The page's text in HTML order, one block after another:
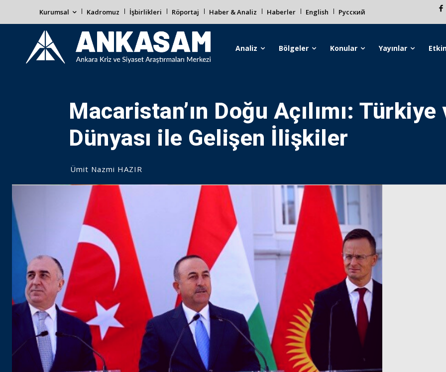
Kurumsal Kadromuz İşbirlikleri Röportaj Haber & Analiz Haberler English Русский
Analiz Bölgeler Konular Yayınlar
Macaristan’ın Doğu Açılımı:
Dünyası ile Gelişen İlişkiler
Ümit Nazmi HAZIR